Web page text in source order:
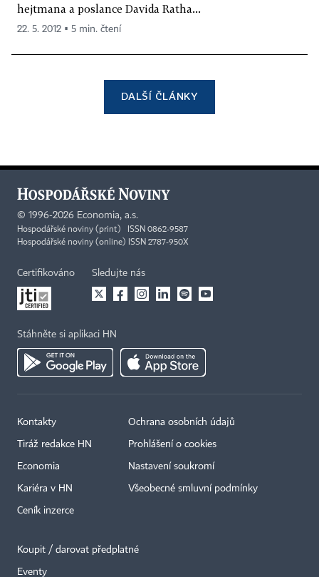
hejtmana a poslance Davida Ratha...
22. 5. 2012 ▪ 5 min. čtení
DALŠÍ ČLÁNKY
© 1996-2026 Economia, a.s.
Hospodářské noviny (print) ISSN 0862-9587
Hospodářské noviny (online) ISSN 2787-950X
Certifikováno Sledujte nás
Stáhněte si aplikaci HN
Kontakty
Tiráž redakce HN
Economia
Kariéra v HN
Ceník inzerce
Ochrana osobních údajů
Prohlášení o cookies
Nastavení soukromí
Všeobecné smluvní podmínky
Koupit / darovat předplatné
Eventy